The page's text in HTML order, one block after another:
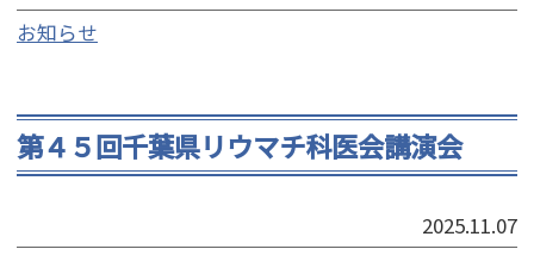
お知らせ
第４５回千葉県リウマチ科医会講演会
2025.11.07